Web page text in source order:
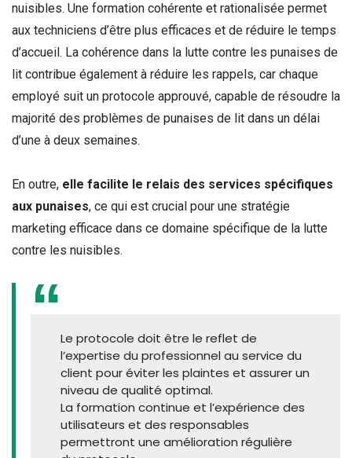
nuisibles. Une formation cohérente et rationalisée permet
aux techniciens d’être plus efficaces et de réduire le temps
d’accueil. La cohérence dans la lutte contre les punaises de
lit contribue également à réduire les rappels, car chaque
employé suit un protocole approuvé, capable de résoudre la
majorité des problèmes de punaises de lit dans un délai
d’une à deux semaines.
En outre, elle facilite le relais des services spécifiques
aux punaises, ce qui est crucial pour une stratégie
marketing efficace dans ce domaine spécifique de la lutte
contre les nuisibles.
Le protocole doit être le reflet de
l’expertise du professionnel au service du
client pour éviter les plaintes et assurer un
niveau de qualité optimal.
La formation continue et l’expérience des
utilisateurs et des responsables
permettront une amélioration régulière